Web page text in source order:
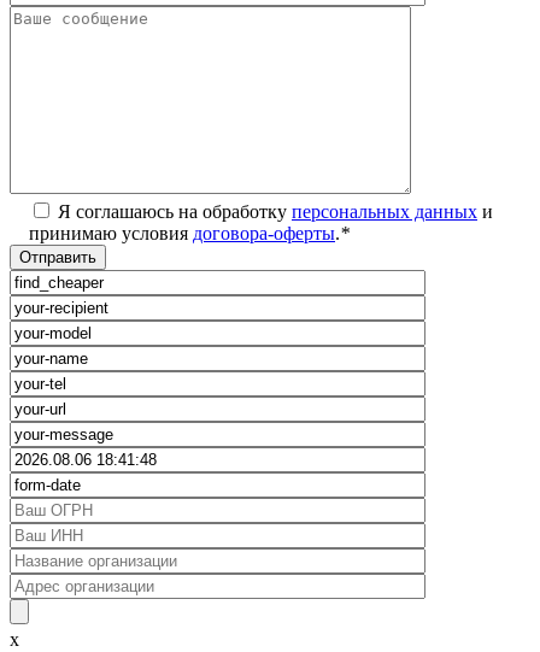
Я соглашаюсь на обработку персональных данных и
принимаю условия договора-оферты.*
x